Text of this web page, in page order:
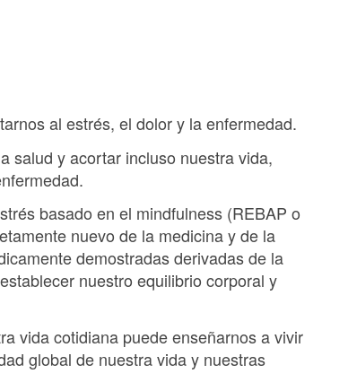
al estrés, el dolor y la enfermedad.
salud y acortar incluso nuestra vida,
basado en el mindfulness (REBAP o
nuevo de la medicina y de la
demostradas derivadas de la
nuestro equilibrio corporal y
vida cotidiana puede enseñarnos a vivir
global de nuestra vida y nuestras